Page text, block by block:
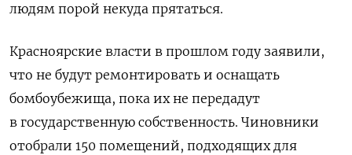
людям порой некуда прятаться.
Красноярские власти в прошлом году заявили,
что не будут ремонтировать и оснащать
бомбоубежища, пока их не передадут
в государственную собственность. Чиновники
отобрали 150 помещений, подходящих для